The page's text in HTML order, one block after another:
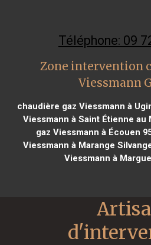
Téléphone: 09
Zone intervention
Viessmann
chaudière gaz Viessmann à
Viessmann à Saint Étienne au
gaz Viessmann à Écouen
Viessmann à Marange
Viessmann à